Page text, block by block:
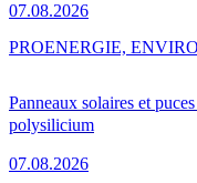
07.08.2026
Panneaux solaires et
polysilicium
07.08.2026
PROENERGIE,